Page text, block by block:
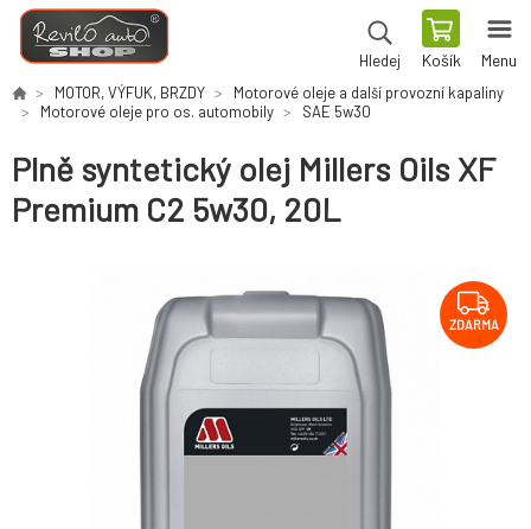
Hledej Košík Menu
MOTOR, VÝFUK, BRZDY
Motorové oleje a další provozní kapaliny
Motorové oleje pro os. automobily
SAE 5w30
Plně syntetický olej Millers Oils XF
Premium C2 5w30, 20L
ZDARMA